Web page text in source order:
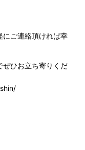
にご連絡頂ければ幸
ぜひお立ち寄りくだ